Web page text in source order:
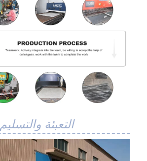
حزام شبكة سلسلة
حزام الفريزر الحلزوني
سيور نقل الفرن
التعبئة والتسليم